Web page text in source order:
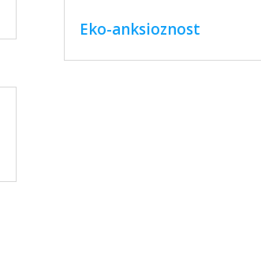
Eko-anksioznost